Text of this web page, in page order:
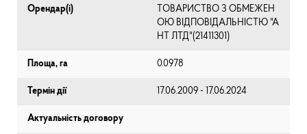
Орендар(і)
ТОВАРИСТВО З ОБМЕЖЕН
ОЮ ВІДПОВІДАЛЬНІСТЮ "А
НТ ЛТД"(21411301)
Площа, га 0.0978
Термін дії 17.06.2009 - 17.06.2024
Актуальність договору